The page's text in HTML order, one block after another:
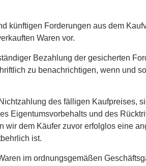
künftigen Forderungen aus dem
Waren vor.
Bezahlung der gesicherten
zu benachrichtigen, wenn und
des fälligen Kaufpreises,
Eigentumsvorbehalts und des
dem Käufer zuvor erfolglos eine
ist.
im ordnungsgemäßen